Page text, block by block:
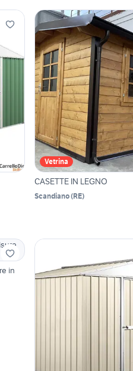
Vetrina
CASETTE IN LEGNO
Scandiano(RE)
in